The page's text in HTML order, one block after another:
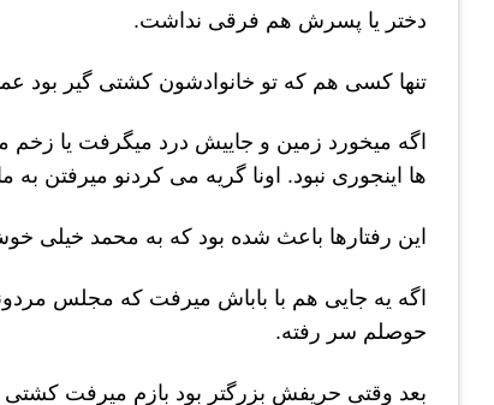
دختر یا پسرش هم فرقی نداشت.
تنها کسی هم که تو خانوادشون کشتی گیر
اگه میخورد زمین و جاییش درد میگرفت یا زخم
ها اینجوری نبود. اونا گریه می کردنو میرفتن
این رفتارها باعث شده بود که به محمد خیلی
اگه یه جایی هم با باباش میرفت که مجلس
حوصلم سر رفته.
بعد وقتی حریفش بزرگتر بود بازم میرفت